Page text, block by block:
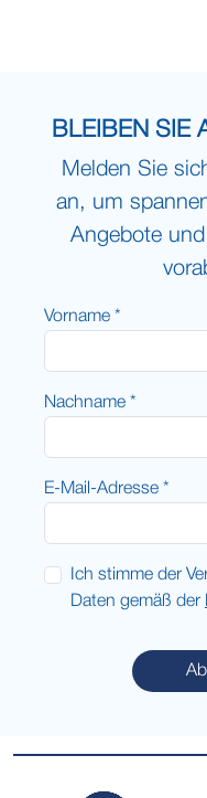
BLEIBEN SIE
Melden Sie
an, um
Angebote
Vorname *
Nachname *
E-Mail-Adresse *
Ich stimme der
Daten gemäß der